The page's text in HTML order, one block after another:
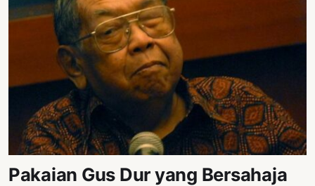
Pakaian Gus Dur yang Bersahaja